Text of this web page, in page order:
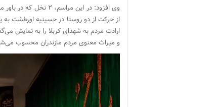
وی افزود: در این
از حرکت از دو روستا در حسینیه اورطشت به
ارادت مردم به شهدای کربلا را به نمایش
و میراث معنوی مردم مازندران محسوب
نمایشگر